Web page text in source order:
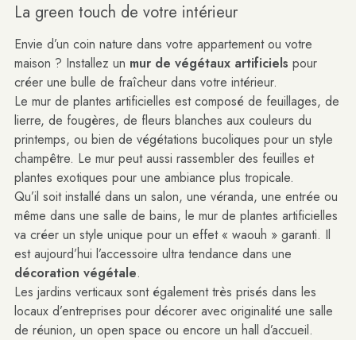
La green touch de votre intérieur
Envie d’un coin nature dans votre appartement ou votre
maison ? Installez un mur de végétaux artificiels pour
créer une bulle de fraîcheur dans votre intérieur.
Le mur de plantes artificielles est composé de feuillages, de
lierre, de fougères, de fleurs blanches aux couleurs du
printemps, ou bien de végétations bucoliques pour un style
champêtre. Le mur peut aussi rassembler des feuilles et
plantes exotiques pour une ambiance plus tropicale.
Qu’il soit installé dans un salon, une véranda, une entrée ou
même dans une salle de bains, le mur de plantes artificielles
va créer un style unique pour un effet « waouh » garanti. Il
est aujourd’hui l’accessoire ultra tendance dans une
décoration végétale.
Les jardins verticaux sont également très prisés dans les
locaux d’entreprises pour décorer avec originalité une salle
de réunion, un open space ou encore un hall d’accueil.